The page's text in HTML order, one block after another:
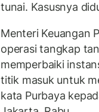
tunai. Kasusnya
Menteri Keuangan
operasi tangkap
memperbaiki
titik masuk untuk
kata Purbaya